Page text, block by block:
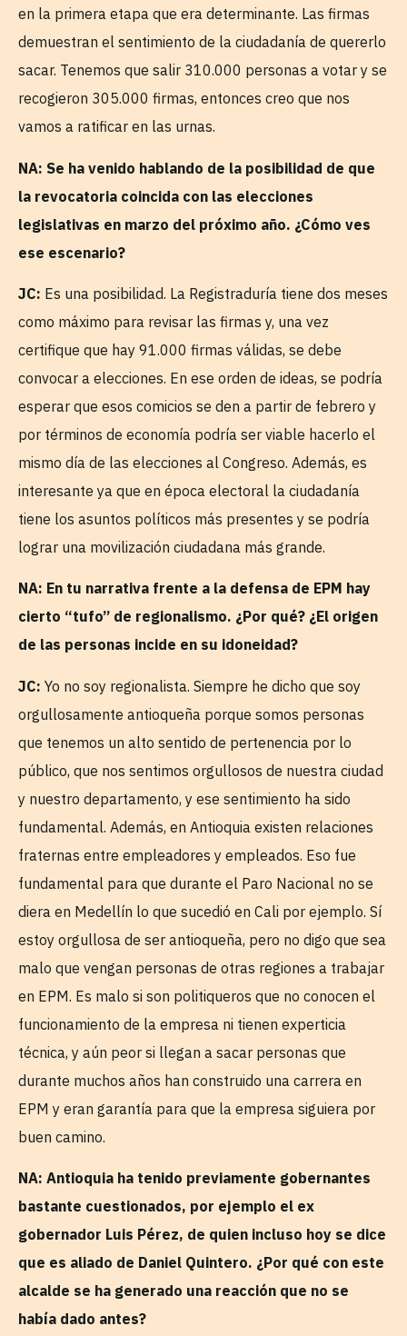
en la primera etapa que era determinante. Las firmas
demuestran el sentimiento de la ciudadanía de quererlo
sacar. Tenemos que salir 310.000 personas a votar y se
recogieron 305.000 firmas, entonces creo que nos
vamos a ratificar en las urnas.
NA: Se ha venido hablando de la posibilidad de que
la revocatoria coincida con las elecciones
legislativas en marzo del próximo año. ¿Cómo ves
ese escenario?
JC: Es una posibilidad. La Registraduría tiene dos meses
como máximo para revisar las firmas y, una vez
certifique que hay 91.000 firmas válidas, se debe
convocar a elecciones. En ese orden de ideas, se podría
esperar que esos comicios se den a partir de febrero y
por términos de economía podría ser viable hacerlo el
mismo día de las elecciones al Congreso. Además, es
interesante ya que en época electoral la ciudadanía
tiene los asuntos políticos más presentes y se podría
lograr una movilización ciudadana más grande.
NA: En tu narrativa frente a la defensa de EPM hay
cierto “tufo” de regionalismo. ¿Por qué? ¿El origen
de las personas incide en su idoneidad?
JC: Yo no soy regionalista. Siempre he dicho que soy
orgullosamente antioqueña porque somos personas
que tenemos un alto sentido de pertenencia por lo
público, que nos sentimos orgullosos de nuestra ciudad
y nuestro departamento, y ese sentimiento ha sido
fundamental. Además, en Antioquia existen relaciones
fraternas entre empleadores y empleados. Eso fue
fundamental para que durante el Paro Nacional no se
diera en Medellín lo que sucedió en Cali por ejemplo. Sí
estoy orgullosa de ser antioqueña, pero no digo que sea
malo que vengan personas de otras regiones a trabajar
en EPM. Es malo si son politiqueros que no conocen el
funcionamiento de la empresa ni tienen experticia
técnica, y aún peor si llegan a sacar personas que
durante muchos años han construido una carrera en
EPM y eran garantía para que la empresa siguiera por
buen camino.
NA: Antioquia ha tenido previamente gobernantes
bastante cuestionados, por ejemplo el ex
gobernador Luis Pérez, de quien incluso hoy se dice
que es aliado de Daniel Quintero. ¿Por qué con este
alcalde se ha generado una reacción que no se
había dado antes?